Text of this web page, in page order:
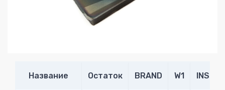
Название Остаток BRAND W1 INSL